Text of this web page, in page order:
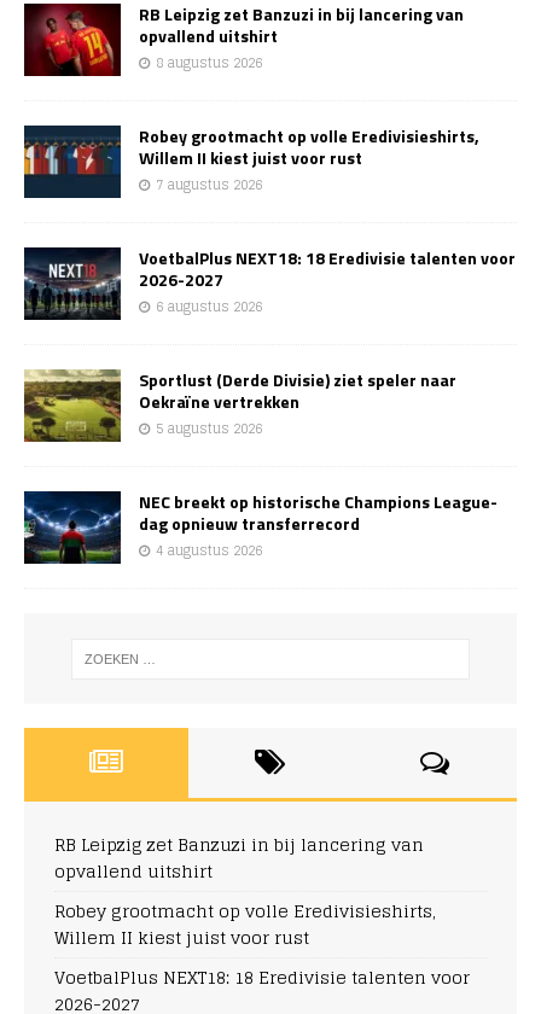
RB Leipzig zet Banzuzi in bij lancering van
opvallend uitshirt
8 augustus 2026
Robey grootmacht op volle Eredivisieshirts,
Willem II kiest juist voor rust
7 augustus 2026
VoetbalPlus NEXT18: 18 Eredivisie talenten voor
2026-2027
6 augustus 2026
Sportlust (Derde Divisie) ziet speler naar
Oekraïne vertrekken
5 augustus 2026
NEC breekt op historische Champions League-
dag opnieuw transferrecord
4 augustus 2026
RB Leipzig zet Banzuzi in bij lancering van
opvallend uitshirt
Robey grootmacht op volle Eredivisieshirts,
Willem II kiest juist voor rust
VoetbalPlus NEXT18: 18 Eredivisie talenten voor
2026-2027